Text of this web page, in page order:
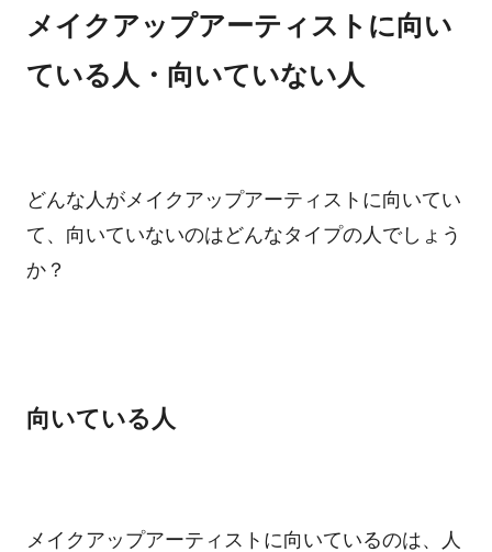
メイクアップアーティストに向い
ている人・向いていない人
どんな人がメイクアップアーティストに向いてい
て、向いていないのはどんなタイプの人でしょう
か？
向いている人
メイクアップアーティストに向いているのは、人